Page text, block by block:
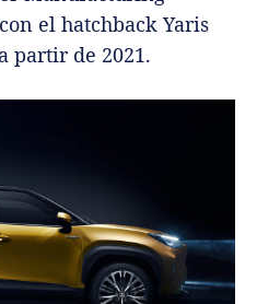
el hatchback Yaris
partir de 2021.